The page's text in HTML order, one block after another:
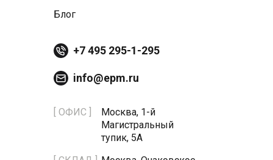
info@epm.ru
+7 495 295-1-295
Блог
Москва, 1-й
Магистральный
тупик, 5А
[ ОФИС ]